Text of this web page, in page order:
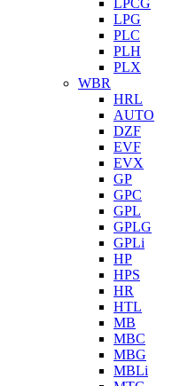
LPCG
LPG
PLC
PLH
PLX
WBR
HRL
AUTO
DZF
EVF
EVX
GP
GPC
GPL
GPLG
GPLi
HP
HPS
HR
HTL
MB
MBC
MBG
MBLi